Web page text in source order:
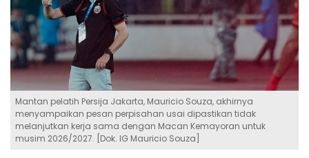
Mantan pelatih Persija Jakarta, Mauricio Souza, akhirnya
menyampaikan pesan perpisahan usai dipastikan tidak
melanjutkan kerja sama dengan Macan Kemayoran untuk
musim 2026/2027. [Dok. IG Mauricio Souza]